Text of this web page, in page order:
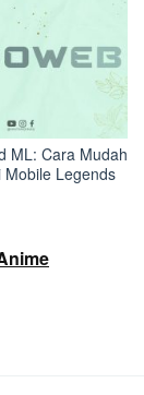
ML: Cara Mudah
Mobile Legends